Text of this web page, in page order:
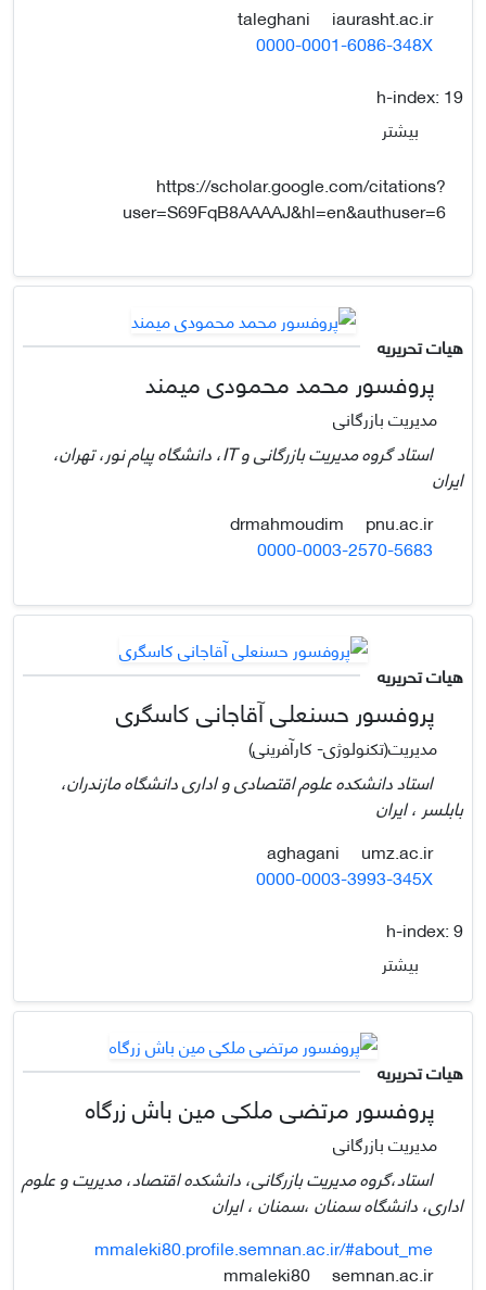
taleghani
iaurasht.ac.ir
0000-0001-6086-348X
h-index:19
بیشتر
https://scholar.google.com/citations?
user=S69FqB8AAAAJ&hl=en&authuser=6
هیات تحریریه
پروفسور محمد محمودی میمند
مدیریت بازرگانی
استاد گروه مدیریت بازرگانی و IT، دانشگاه پیام نور، تهران،
ایران
drmahmoudim
pnu.ac.ir
0000-0003-2570-5683
هیات تحریریه
پروفسور حسنعلی آقاجانی کاسگری
مدیریت(تکنولوژی- کارآفرینی)
استاد دانشکده علوم اقتصادی و اداری دانشگاه مازندران،
بابلسر ، ایران
aghagani
umz.ac.ir
0000-0003-3993-345X
h-index:9
بیشتر
هیات تحریریه
پروفسور مرتضی ملکی مین باش زرگاه
مدیریت بازرگانی
استاد،گروه مدیریت بازرگانی، دانشکده اقتصاد، مدیریت و علوم
اداری، دانشگاه سمنان ،سمنان ، ایران
mmaleki80.profile.semnan.ac.ir/#about_me
mmaleki80
semnan.ac.ir